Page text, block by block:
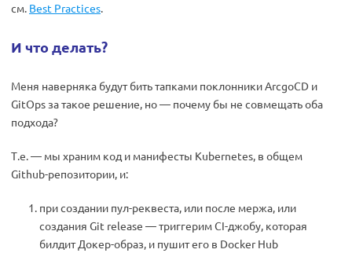
см. Best Practices.
И что делать?
Меня наверняка будут бить тапками поклонники ArcgoCD и
GitOps за такое решение, но — почему бы не совмещать оба
подхода?
Т.е. — мы храним код и манифесты Kubernetes, в общем
Github-репозитории, и:
при создании пул-реквеста, или после мержа, или
создания Git release — триггерим CI-джобу, которая
билдит Докер-образ, и пушит его в Docker Hub